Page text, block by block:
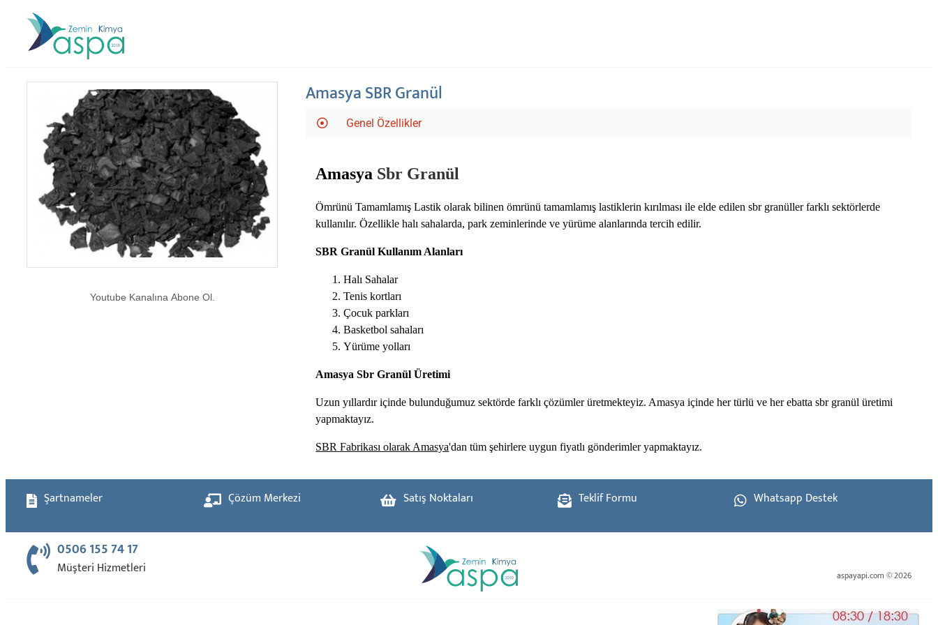
Youtube Kanalına Abone Ol.
Amasya SBR Granül
Genel Özellikler
Amasya Sbr Granül
Ömrünü Tamamlamış Lastik olarak bilinen ömrünü tamamlamış lastiklerin kırılması ile elde edilen sbr granüller farklı sektörlerde
kullanılır. Özellikle halı sahalarda, park zeminlerinde ve yürüme alanlarında tercih edilir.
SBR Granül Kullanım Alanları
Halı Sahalar
Tenis kortları
Çocuk parkları
Basketbol sahaları
Yürüme yolları
Amasya Sbr Granül Üretimi
Uzun yıllardır içinde bulunduğumuz sektörde farklı çözümler üretmekteyiz. Amasya içinde her türlü ve her ebatta sbr granül üretimi
yapmaktayız.
SBR Fabrikası olarak Amasya'dan tüm şehirlere uygun fiyatlı gönderimler yapmaktayız.
Şartnameler Çözüm Merkezi Satış Noktaları Teklif Formu Whatsapp Destek
0506 155 74 17
Müşteri Hizmetleri aspayapi.com © 2026